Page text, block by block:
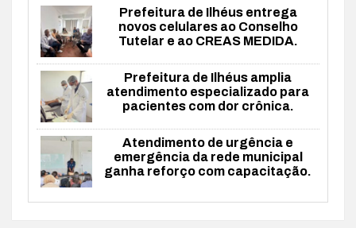
Prefeitura de Ilhéus entrega
novos celulares ao Conselho
Tutelar e ao CREAS MEDIDA.
Prefeitura de Ilhéus amplia
atendimento especializado para
pacientes com dor crônica.
Atendimento de urgência e
emergência da rede municipal
ganha reforço com capacitação.